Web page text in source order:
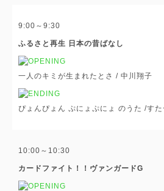
9:00～9:30
ふるさと再生 日本の昔ばなし
一人のキミが生まれたとさ / 中川翔子
ぴょんぴょん ぷにょぷにょ のうた /すた
10:00～10:30
カードファイト！！ヴァンガードG